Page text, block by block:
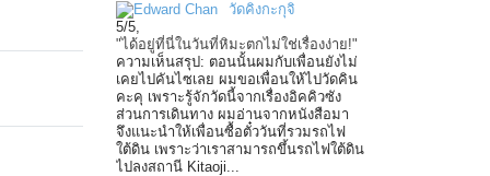
วัดคิงกะกุจิ
5/5,
"ได้อยู่ที่นี่ในวันที่หิมะตกไม่ใช่เรื่องง่าย!"
ความเห็นสรุป: ตอนนั้นผมกับเพื่อนยังไม่
เคยไปคันไซเลย ผมขอเพื่อนให้ไปวัดคิน
คะคุ เพราะรู้จักวัดนี้จากเรื่องอิคคิวซัง
ส่วนการเดินทาง ผมอ่านจากหนังสือมา
จึงแนะนำให้เพื่อนซื้อตั๋ววันที่รวมรถไฟ
ใต้ดิน เพราะว่าเราสามารถขึ้นรถไฟใต้ดิน
ไปลงสถานี Kitaoji...